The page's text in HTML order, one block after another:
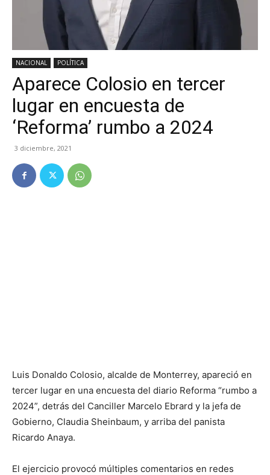
NACIONAL POLÍTICA
Aparece Colosio en tercer
lugar en encuesta de
‘Reforma’ rumbo a 2024
3 diciembre, 2021
Luis Donaldo Colosio, alcalde de Monterrey, apareció en
tercer lugar en una encuesta del diario Reforma “rumbo a
2024”, detrás del Canciller Marcelo Ebrard y la jefa de
Gobierno, Claudia Sheinbaum, y arriba del panista
Ricardo Anaya.
El ejercicio provocó múltiples comentarios en redes